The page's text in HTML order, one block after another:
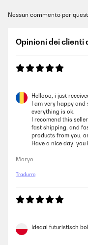
Nessun commento per
Opinioni dei clienti
Hellooo, i just
I am very happy
everything is ok.
I recomend this
fast shipping, and
products from you,
Have a nice day,
Maryo
Tradurre
Ideaal futuristisch